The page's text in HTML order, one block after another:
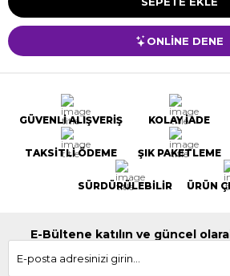
ONLİNE DENE
GÜVENLİ ALIŞVERİŞ KOLAY İADE
TAKSİTLİ ÖDEME ŞIK PAKETLEME
SÜRDÜRÜLEBİLİR ÜRÜN
E-Bültene katılın ve güncel